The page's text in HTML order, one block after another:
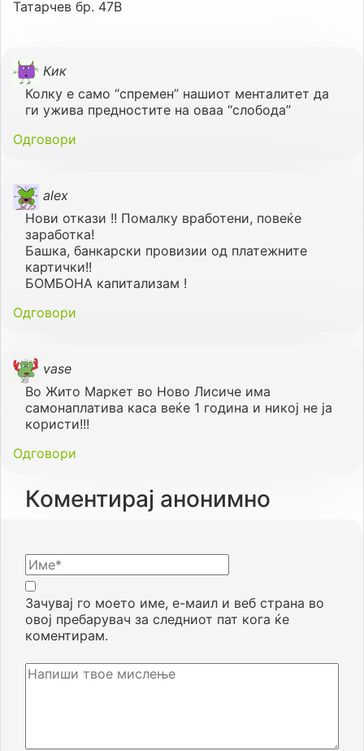
Татарчев бр. 47В
Кик
Колку е само “спремен” нашиот менталитет да
ги ужива предностите на оваа “слобода”
Одговори
alex
Нови откази !! Помалку вработени, повеќе
заработка!
Башка, банкарски провизии од платежните
картички!!
БОМБОНА капитализам !
Одговори
vase
Во Жито Маркет во Ново Лисиче има
самонаплатива каса веќе 1 година и никој не ја
користи!!!
Одговори
Коментирај анонимно
Зачувај го моето име, е-маил и веб страна во
овој пребарувач за следниот пат кога ќе
коментирам.